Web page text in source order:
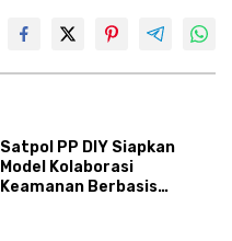
Satpol PP DIY Siapkan
Model Kolaborasi
Keamanan Berbasis